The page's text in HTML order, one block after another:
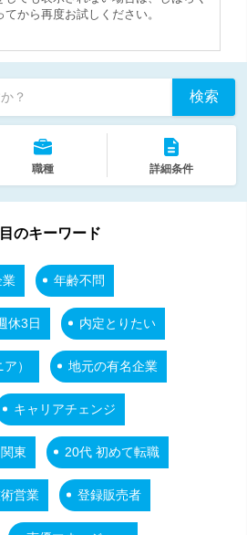
てから再度お試しください。
？ 検索
職種 詳細条件
のキーワード
業 年齢不問
休3日 内定とりたい
） 地元の有名企業
キャリアチェンジ
関東 20代 初めて転職
営業 登録販売者